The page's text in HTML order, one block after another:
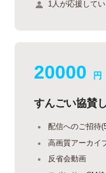
1人が応援してい
20000 円
すんごい協賛
配信へのご招待
高画質アーカイ
反省会動画